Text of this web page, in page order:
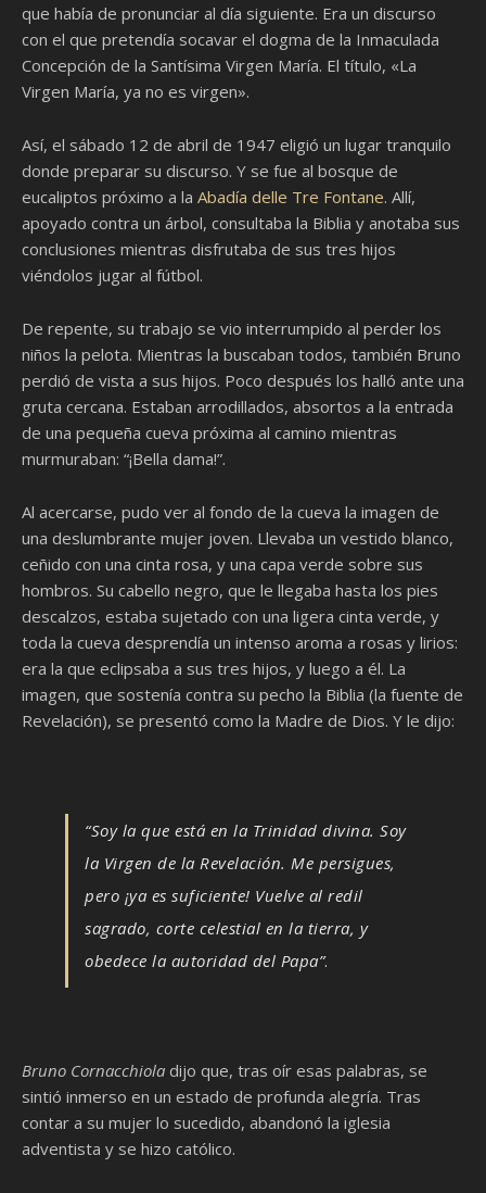
que había de pronunciar al día siguiente. Era un discurso
con el que pretendía socavar el dogma de la Inmaculada
Concepción de la Santísima Virgen María. El título, «La
Virgen María, ya no es virgen».
Así, el sábado 12 de abril de 1947 eligió un lugar tranquilo
donde preparar su discurso. Y se fue al bosque de
eucaliptos próximo a la Abadía delle Tre Fontane. Allí,
apoyado contra un árbol, consultaba la Biblia y anotaba sus
conclusiones mientras disfrutaba de sus tres hijos
viéndolos jugar al fútbol.
De repente, su trabajo se vio interrumpido al perder los
niños la pelota. Mientras la buscaban todos, también Bruno
perdió de vista a sus hijos. Poco después los halló ante una
gruta cercana. Estaban arrodillados, absortos a la entrada
de una pequeña cueva próxima al camino mientras
murmuraban: “¡Bella dama!”.
Al acercarse, pudo ver al fondo de la cueva la imagen de
una deslumbrante mujer joven. Llevaba un vestido blanco,
ceñido con una cinta rosa, y una capa verde sobre sus
hombros. Su cabello negro, que le llegaba hasta los pies
descalzos, estaba sujetado con una ligera cinta verde, y
toda la cueva desprendía un intenso aroma a rosas y lirios:
era la que eclipsaba a sus tres hijos, y luego a él. La
imagen, que sostenía contra su pecho la Biblia (la fuente de
Revelación), se presentó como la Madre de Dios. Y le dijo:
“Soy la que está en la Trinidad divina. Soy
la Virgen de la Revelación. Me persigues,
pero ¡ya es suficiente! Vuelve al redil
sagrado, corte celestial en la tierra, y
obedece la autoridad del Papa”.
Bruno Cornacchiola dijo que, tras oír esas palabras, se
sintió inmerso en un estado de profunda alegría. Tras
contar a su mujer lo sucedido, abandonó la iglesia
adventista y se hizo católico.